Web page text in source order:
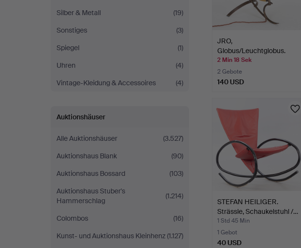
Silber & Metall
(19)
Sonstiges
(3)
Spiegel
(1)
Uhren
(4)
Vintage-Kleidung & Accessoires
(4)
Auktionshäuser
Alle Auktionshäuser
(3.527)
Auktionshaus Blank
(90)
Auktionshaus Bossard
(103)
Auktionshaus Stuber's
Hammerschlag
(1.214)
Colombos
(16)
Kunst- und Auktionshaus Kleinhenz(1.127)
JRO,
Globus/Leuchtglobus.
Deutschland, 2. …
2 Min 18 Sek
2 Gebote
140 USD
STEFAN HEILIGER.
Strässle, Schaukelstuhl /…
1 Std 45 Min
1 Gebot
40 USD